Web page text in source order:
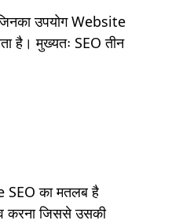
उपयोग Website
है। मुख्यतः SEO तीन
SEO का मतलब है
जिससे उसकी